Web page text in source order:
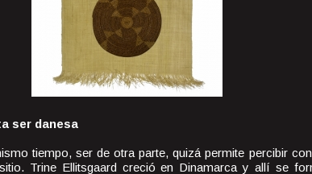
ser danesa
tiempo, ser de otra parte, quizá permite percibir
Trine Ellitsgaard creció en Dinamarca y allí se